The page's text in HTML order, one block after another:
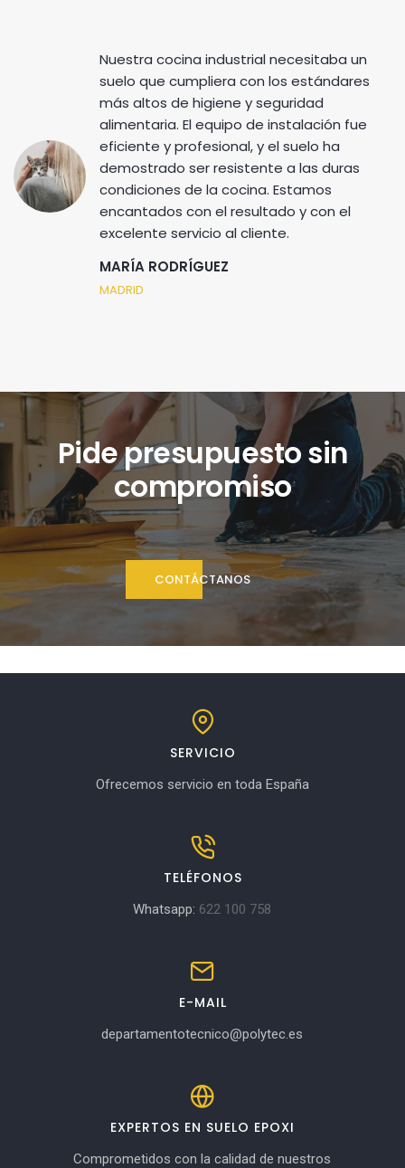
Nuestra cocina industrial necesitaba un
suelo que cumpliera con los estándares
más altos de higiene y seguridad
alimentaria. El equipo de instalación fue
eficiente y profesional, y el suelo ha
demostrado ser resistente a las duras
condiciones de la cocina. Estamos
encantados con el resultado y con el
excelente servicio al cliente.
MARÍA RODRÍGUEZ
MADRID
Pide presupuesto sin
compromiso
CONTÁCTANOS
SERVICIO
Ofrecemos servicio en toda España
TELÉFONOS
Whatsapp: 622 100 758
E-MAIL
departamentotecnico@polytec.es
EXPERTOS EN SUELO EPOXI
Comprometidos con la calidad de nuestros